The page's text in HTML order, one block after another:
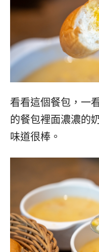
看看這個餐包，一
的餐包裡面濃濃的
味道很棒。